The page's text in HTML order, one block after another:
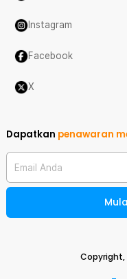
Instagram
Facebook
X
Dapatkan penawaran
Email Anda
Copyright,